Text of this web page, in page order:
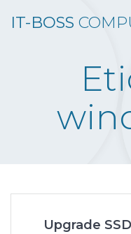
IT-BOSS
Upgrade